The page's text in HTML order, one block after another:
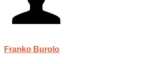
Franko Burolo